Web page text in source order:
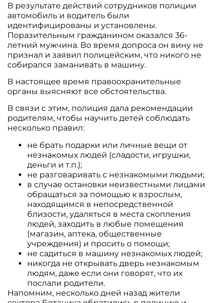
В результате действий сотрудников полиции
автомобиль и водитель были
идентифицированы и установлены.
Поразительным гражданином оказался 36-
летний мужчина. Во время допроса он вину не
признал и заявил полицейским, что никого не
собирался заманивать в машину.
В настоящее время правоохранительные
органы выясняют все обстоятельства.
В связи с этим, полиция дала рекомендации
родителям, чтобы научить детей соблюдать
несколько правил:
не брать подарки или личные вещи от
незнакомых людей (сладости, игрушки,
деньги и т.п.);
не разговаривать с незнакомыми людьми;
в случае остановки неизвестными лицами
обращаться за помощью к взрослым,
находящимся в непосредственной
близости, удаляться в места скопления
людей, заходить в любые помещения
(магазин, аптека, общественные
учреждения) и просить о помощи;
не садиться в машину незнакомых людей;
никогда не открывать дверь незнакомым
людям, даже если они говорят, что их
послали родители.
Напомним, несколько дней назад жители